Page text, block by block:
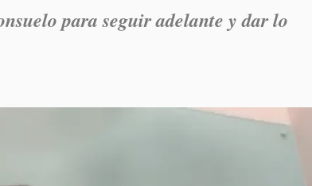
para seguir adelante y dar lo